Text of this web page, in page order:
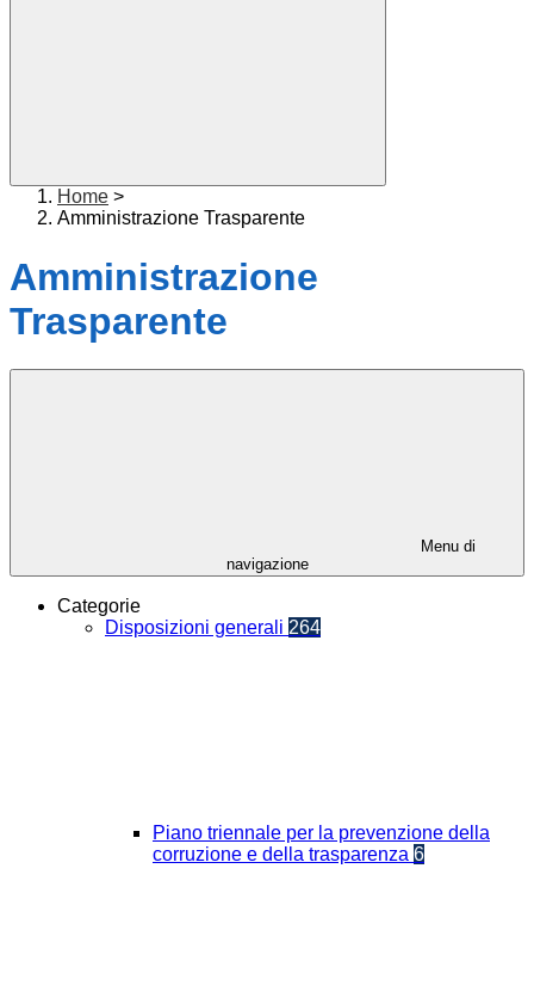
Home >
Amministrazione Trasparente
Amministrazione
Trasparente
Menu di
navigazione
Categorie
Disposizioni generali 264
Piano triennale per la prevenzione della
corruzione e della trasparenza 6